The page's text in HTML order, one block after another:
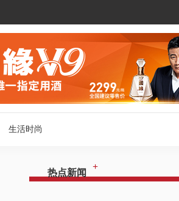
生活时尚
热点新闻
+